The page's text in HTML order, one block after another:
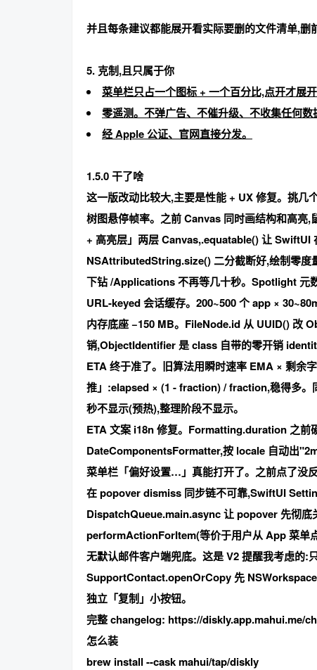
并且每条建议都能展开看实际要删的文件清单,删
5. 克制,且只属于你
菜单栏只占一个图标 + 一个百分比,点开才展开
零遥测。不弹广告、不催升级、不收集任何数
经 Apple 公证、官网直接分发。
1.5.0 干了啥
这一版改动比较大,主要是性能 + UX 修复。挑几
树图悬停帧率。之前 Canvas 同时画结构和高亮,
+ 高亮层」两层 Canvas,.equatable() 让
NSAttributedString.size() 二分截断好,绘制零度
下钻 /Applications 不再等几十秒。Spotlight 元
URL-keyed 会话缓存。200~500 个 app ×
内存底座 −150 MB。FileNode.id 从 UUID() 改
销,ObjectIdentifier 是 class 自带的零开销
ETA 终于准了。旧算法用瞬时速率 EMA × 剩余
推」:elapsed × (1 - fraction) / fraction,稳得多。
秒不显示(预热),整理阶段不显示。
ETA 文案 i18n 修复。Formatting.duration 之前
DateComponentsFormatter,按 locale 自动出
菜单栏「偏好设置…」真能打开了。之前点了没
在 popover dismiss 同步链不可靠,SwiftUI
DispatchQueue.main.async 让 popover 先彻底
performActionForItem(等价于用户从 App 菜单点
无默认邮件客户端兜底。这是 V2 提醒我考虑的:
SupportContact.openOrCopy 先
独立「复制」小按钮。
完整 changelog: https://diskly.app.mahui.me/
怎么装
brew install --cask mahui/tap/diskly